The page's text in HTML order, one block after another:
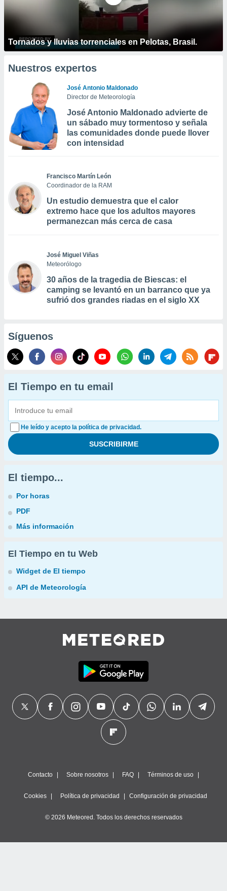
Tornados y lluvias torrenciales en Pelotas, Brasil.
Nuestros expertos
José Antonio Maldonado
Director de Meteorología
José Antonio Maldonado advierte de
un sábado muy tormentoso y señala
las comunidades donde puede llover
con intensidad
Francisco Martín León
Coordinador de la RAM
Un estudio demuestra que el calor
extremo hace que los adultos mayores
permanezcan más cerca de casa
José Miguel Viñas
Meteorólogo
30 años de la tragedia de Biescas: el
camping se levantó en un barranco que ya
sufrió dos grandes riadas en el siglo XX
Síguenos
El Tiempo en tu email
He leído y acepto la política de privacidad.
El tiempo...
Por horas
PDF
Más información
El Tiempo en tu Web
Widget de El tiempo
API de Meteorología
Contacto Sobre nosotros FAQ Términos de uso
Cookies Política de privacidad Configuración de privacidad
© 2026 Meteored. Todos los derechos reservados